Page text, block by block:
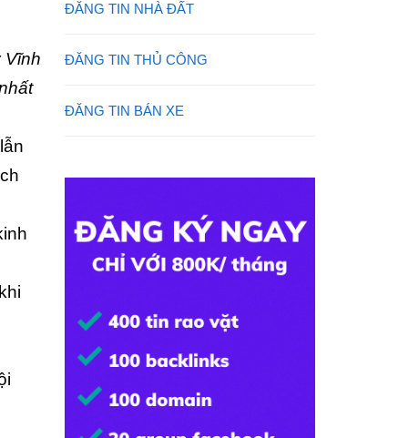
Vĩnh
ĐĂNG TIN NHÀ ĐẤT
ĐĂNG TIN THỦ CÔNG
ĐĂNG TIN BÁN XE